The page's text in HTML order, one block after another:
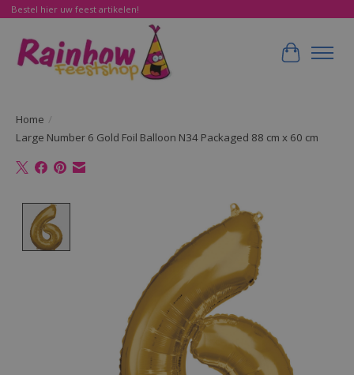
Bestel hier uw feest artikelen!
Home /
Large Number 6 Gold Foil Balloon N34 Packaged 88 cm x 60 cm
Product image slideshow Items